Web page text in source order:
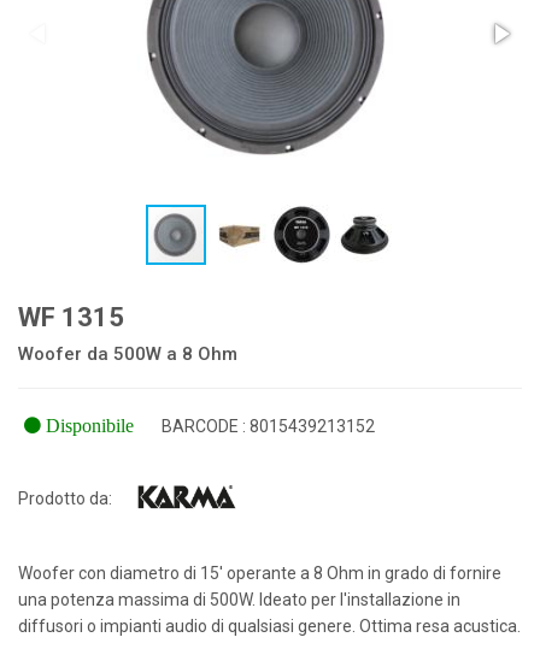
WF 1315
Woofer da 500W a 8 Ohm
Disponibile BARCODE : 8015439213152
Prodotto da:
Woofer con diametro di 15' operante a 8 Ohm in grado di fornire
una potenza massima di 500W. Ideato per l'installazione in
diffusori o impianti audio di qualsiasi genere. Ottima resa acustica.